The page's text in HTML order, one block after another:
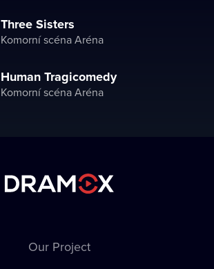
Three Sisters
Komorní scéna Aréna
Human Tragicomedy
Komorní scéna Aréna
Our Project